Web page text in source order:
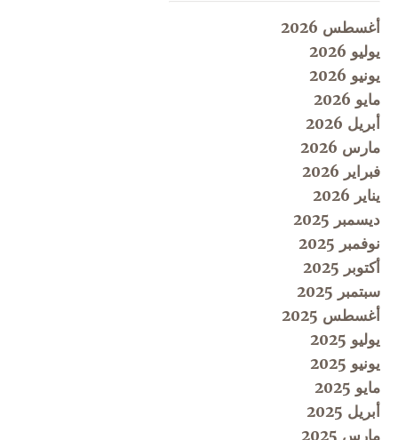
أغسطس 2026
يوليو 2026
يونيو 2026
مايو 2026
أبريل 2026
مارس 2026
فبراير 2026
يناير 2026
ديسمبر 2025
نوفمبر 2025
أكتوبر 2025
سبتمبر 2025
أغسطس 2025
يوليو 2025
يونيو 2025
مايو 2025
أبريل 2025
مارس 2025